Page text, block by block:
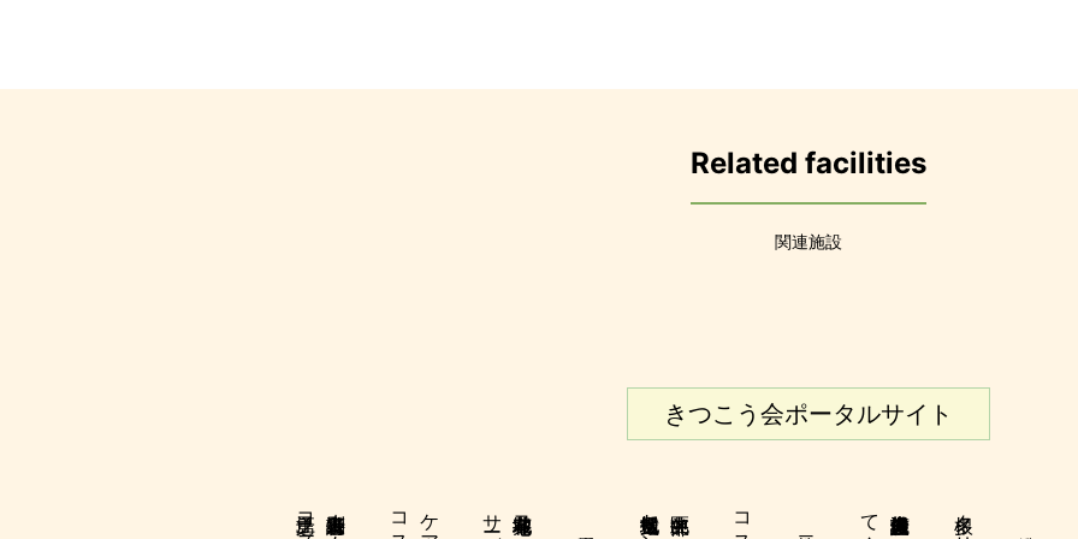
Related facilities
関連施設
きつこう会ポータルサイト
特別養護老人ホーム